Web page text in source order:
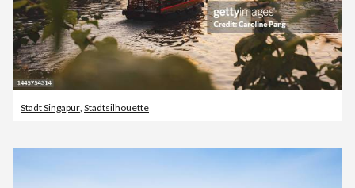
Stadt Singapur, Stadtsilhouette